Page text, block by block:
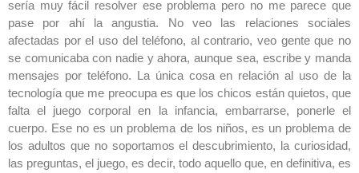
sería muy fácil resolver ese problema pero no me parece que
pase por ahí la angustia. No veo las relaciones sociales
afectadas por el uso del teléfono, al contrario, veo gente que no
se comunicaba con nadie y ahora, aunque sea, escribe y manda
mensajes por teléfono. La única cosa en relación al uso de la
tecnología que me preocupa es que los chicos están quietos, que
falta el juego corporal en la infancia, embarrarse, ponerle el
cuerpo. Ese no es un problema de los niños, es un problema de
los adultos que no soportamos el descubrimiento, la curiosidad,
las preguntas, el juego, es decir, todo aquello que, en definitiva, es